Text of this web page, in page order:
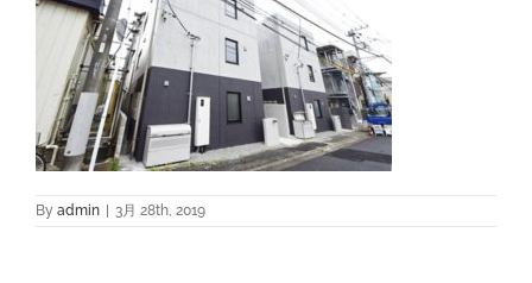
By admin 3月 28th, 2019